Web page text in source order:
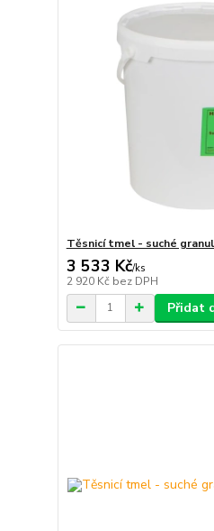
Těsnicí tmel - suché
3 533 Kč/ks
2 920 Kč bez DPH
Přidat